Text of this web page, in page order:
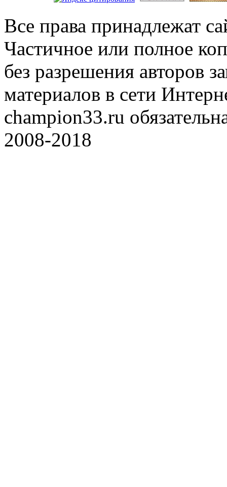
Все права принадлежат
Частичное или полное
без разрешения авторов
материалов в сети
champion33.ru
2008-2018